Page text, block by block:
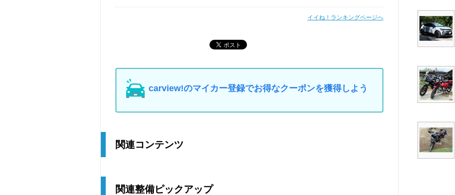
イイね！ランキングページへ
carview!のマイカー登録でお得なクーポンを獲得しよう
関連コンテンツ
関連整備ピックアップ